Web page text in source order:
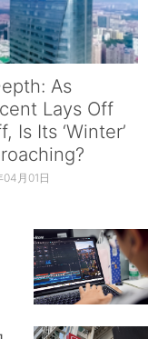
As
Lays Off
Is Its ‘Winter’
04月01日